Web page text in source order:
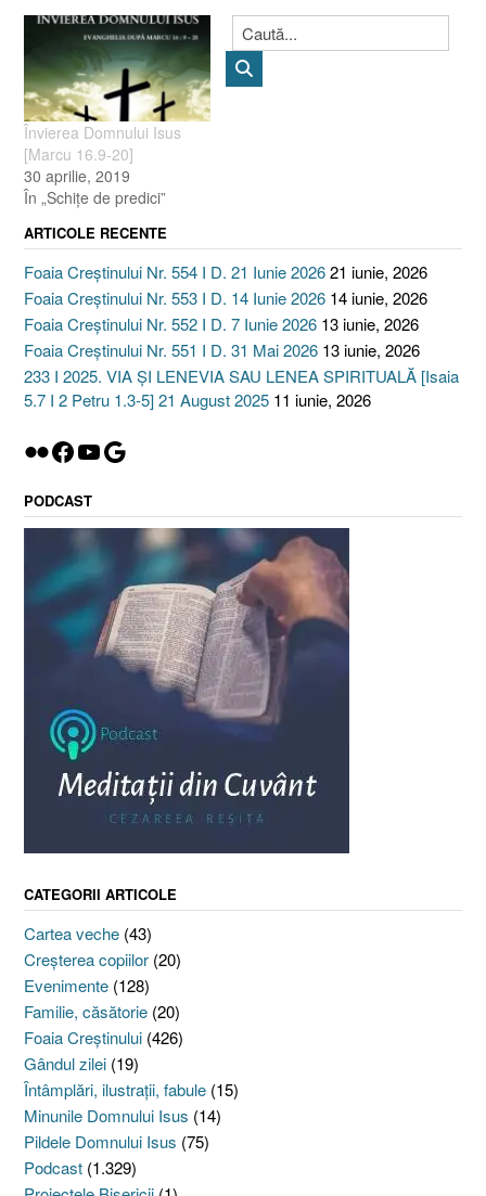
săptămână (aceasta
înseamnă că mâine 30
august 2020 şi joi 3
Învierea Domnului Isus
[Marcu 16.9-20]
30 aprilie, 2019
În „Schiţe de predici”
ARTICOLE RECENTE
Foaia Creștinului Nr. 554 I D. 21 Iunie 202621 iunie, 2026
Foaia Creștinului Nr. 553 I D. 14 Iunie 2026 14 iunie, 2026
Foaia Creștinului Nr. 552 I D. 7 Iunie 2026 13 iunie, 2026
Foaia Creștinului Nr. 551 I D. 31 Mai 2026 13 iunie, 2026
233 I 2025. VIA ȘI LENEVIA SAU LENEA SPIRITUALĂ [Isaia
5.7 I 2 Petru 1.3-5] 21 August 2025 11 iunie, 2026
Flickr
Facebook
YouTube
Google
PODCAST
CATEGORII ARTICOLE
Cartea veche (43)
Creşterea copiilor (20)
Evenimente (128)
Familie, căsătorie (20)
Foaia Creştinului (426)
Gândul zilei (19)
Întâmplări, ilustraţii, fabule (15)
Minunile Domnului Isus (14)
Pildele Domnului Isus (75)
Podcast (1.329)